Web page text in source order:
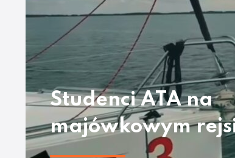
Studenci ATA na
majówkowym